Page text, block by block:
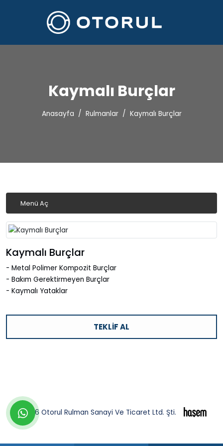
whatsapp
Kaymalı Burçlar
Anasayfa Rulmanlar Kaymalı Burçlar
Menü Aç
Kaymalı Burçlar
- Metal Polimer Kompozit Burçlar
- Bakım Gerektirmeyen Burçlar
- Kaymalı Yataklar
TEKLIF AL
©2026 Otorul Rulman Sanayi Ve Ticaret Ltd. Şti.